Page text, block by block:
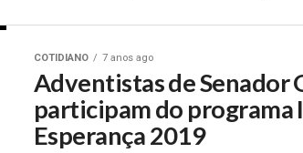
COTIDIANO 7 anos ago
Adventistas de Senador
participam do programa
Esperança 2019